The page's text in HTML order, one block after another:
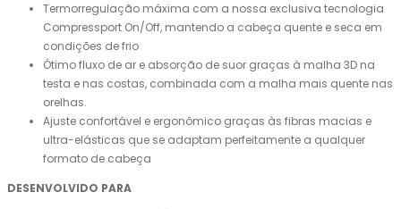
Termorregulação máxima com a nossa exclusiva tecnologia
Compressport On/Off, mantendo a cabeça quente e seca em
condições de frio
Ótimo fluxo de ar e absorção de suor graças à malha 3D na
testa e nas costas, combinada com a malha mais quente nas
orelhas.
Ajuste confortável e ergonômico graças às fibras macias e
ultra-elásticas que se adaptam perfeitamente a qualquer
formato de cabeça
DESENVOLVIDO PARA